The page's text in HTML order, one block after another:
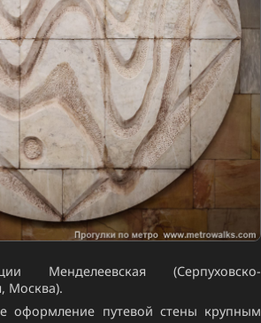
Менделеевская (Серпуховско-
Москва).
оформление путевой стены крупным